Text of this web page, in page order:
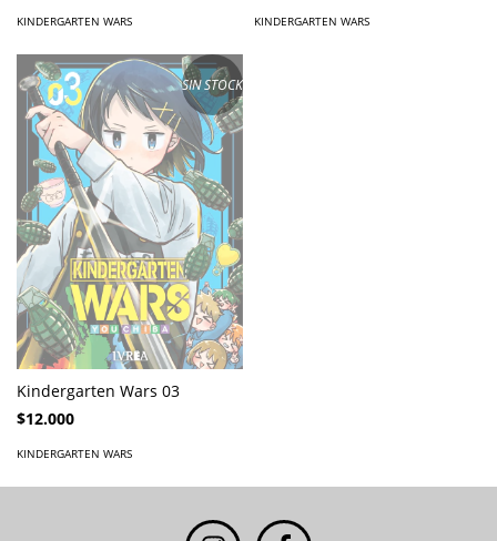
KINDERGARTEN WARS KINDERGARTEN WARS
SIN STOCK
Kindergarten Wars 03
$12.000
KINDERGARTEN WARS